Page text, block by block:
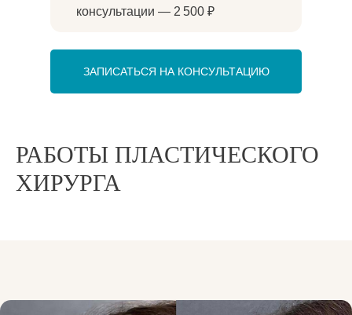
ЗАПИСАТЬСЯ НА КОНСУЛЬТАЦИЮ
консультации — 2 500 ₽
РАБОТЫ ПЛАСТИЧЕСКОГО
ХИРУРГА